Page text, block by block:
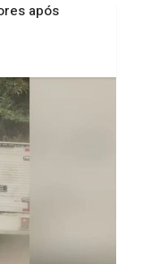
após